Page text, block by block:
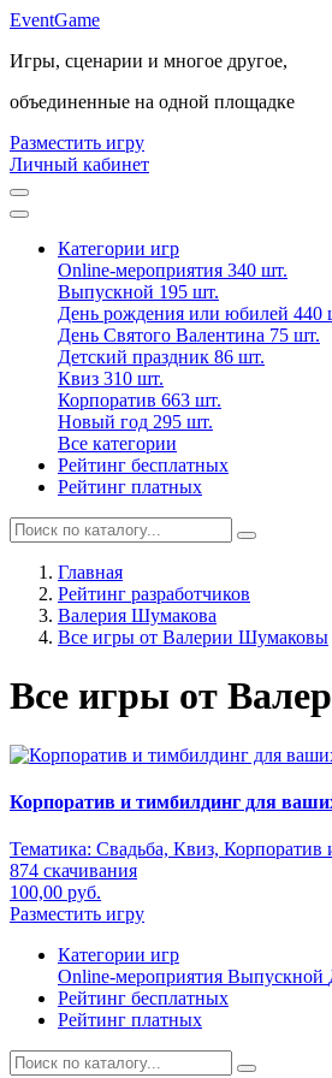
EventGame
Игры, сценарии и многое другое,
объединенные на одной площадке
Разместить игру
Личный кабинет
Категории игр
Online-мероприятия 340 шт.
Выпускной 195 шт.
День рождения или юбилей 440
День Святого Валентина 75 шт.
Детский праздник 86 шт.
Квиз 310 шт.
Корпоратив 663 шт.
Новый год 295 шт.
Все категории
Рейтинг бесплатных
Рейтинг платных
Главная
Рейтинг разработчиков
Валерия Шумакова
Все игры от Валерии Шумаковы
Все игры от
Корпоратив и тимбилдинг для
Тематика: Свадьба, Квиз, Корпоратив
874 скачивания
100,00 руб.
Разместить игру
Категории игр
Online-мероприятия Выпускной
Рейтинг бесплатных
Рейтинг платных